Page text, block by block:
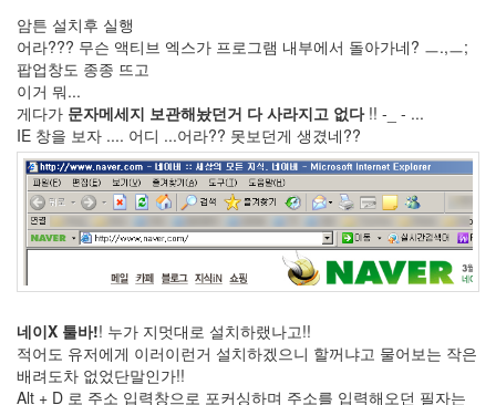
암튼 설치후 실행
어라??? 무슨 액티브 엑스가 프로그램 내부에서 돌아가네? ㅡ.,ㅡ;
팝업창도 종종 뜨고
이거 뭐...
게다가 문자메세지 보관해놨던거 다 사라지고 없다!! -_ - ...
IE 창을 보자 .... 어디 ...어라?? 못보던게 생겼네??
네이X 툴바!! 누가 지멋대로 설치하랬나고!!
적어도 유저에게 이러이런거 설치하겠으니 할꺼냐고 물어보는 작은
배려도차 없었단말인가!!
Alt + D 로 주소 입력창으로 포커싱하며 주소를 입력해오던 필자는
Find!
Categories
전
체
264
blog
40
재
25
9
음
악